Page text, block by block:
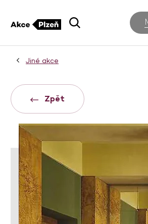
Jiné akce
Zpět